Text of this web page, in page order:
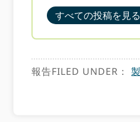
すべての投稿を見る
報告FILED UNDER：